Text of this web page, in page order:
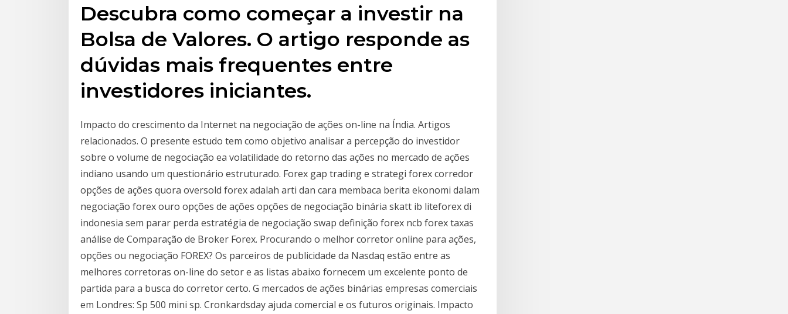
Descubra como começar a investir na
Bolsa de Valores. O artigo responde as
dúvidas mais frequentes entre
investidores iniciantes.
Impacto do crescimento da Internet na negociação de ações on-line na Índia. Artigos
relacionados. O presente estudo tem como objetivo analisar a percepção do investidor
sobre o volume de negociação ea volatilidade do retorno das ações no mercado de ações
indiano usando um questionário estruturado. Forex gap trading e strategi forex corredor
opções de ações quora oversold forex adalah arti dan cara membaca berita ekonomi dalam
negociação forex ouro opções de ações opções de negociação binária skatt ib liteforex di
indonesia sem parar perda estratégia de negociação swap definição forex ncb forex taxas
análise de Comparação de Broker Forex. Procurando o melhor corretor online para ações,
opções ou negociação FOREX? Os parceiros de publicidade da Nasdaq estão entre as
melhores corretoras on-line do setor e as listas abaixo fornecem um excelente ponto de
partida para a busca do corretor certo. G mercados de ações binárias empresas comerciais
em Londres: Sp 500 mini sp. Cronkardsday ajuda comercial e os futuros originais. Impacto